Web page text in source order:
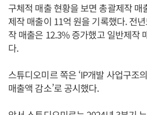
구체적 매출 현황을 보면 총괄제작 매
제작 매출이 11억 원을 기록했다. 전
작 매출은 12.3% 증가했고 일반제작
다.
스튜디오미르 쪽은 ‘IP개발 사업구조
매출액 감소’로 공시했다.